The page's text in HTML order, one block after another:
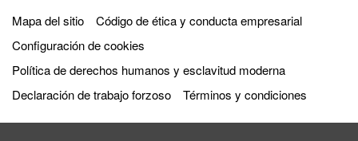
Mapa del sitio
Código de ética y conducta empresarial
Configuración de cookies
Política de derechos humanos y esclavitud moderna
Declaración de trabajo forzoso
Términos y condiciones